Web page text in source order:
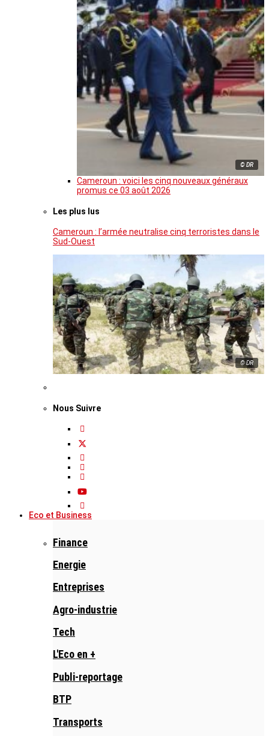
© DR
Cameroun : voici les cinq nouveaux généraux
promus ce 03 août 2026
Les plus lus
Cameroun : l’armée neutralise cinq terroristes dans le
Sud-Ouest
© DR
Nous Suivre
Eco et Business
Finance
Energie
Entreprises
Agro-industrie
Tech
L'Eco en +
Publi-reportage
BTP
Transports